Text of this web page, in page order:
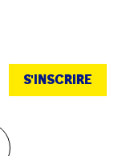
S'INSCRIRE